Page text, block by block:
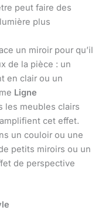
peut faire des
plus
un miroir pour qu’il
de la pièce : un
en clair ou un
Ligne
les meubles clairs
cet effet.
un couloir ou une
petits miroirs ou un
de perspective